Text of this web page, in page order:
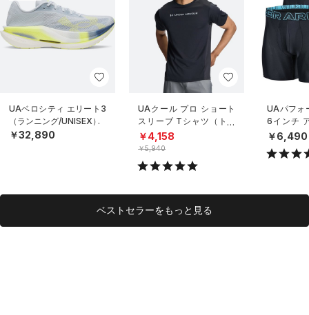
UAベロシティ エリート3
（ランニング/UNISEX）
￥32,890
UAクール プロ ショート
スリーブ Tシャツ（トレ
ーニング/MEN）
￥4,158
￥5,940
UAパフォ
6インチ
（3枚セッ
ング/MEN
￥6,490
ベストセラーをもっと見る